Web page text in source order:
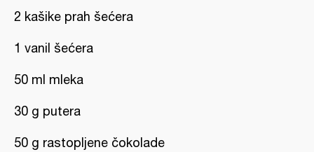
2 kašike prah šećera
1 vanil šećera
50 ml mleka
30 g putera
50 g rastopljene čokolade